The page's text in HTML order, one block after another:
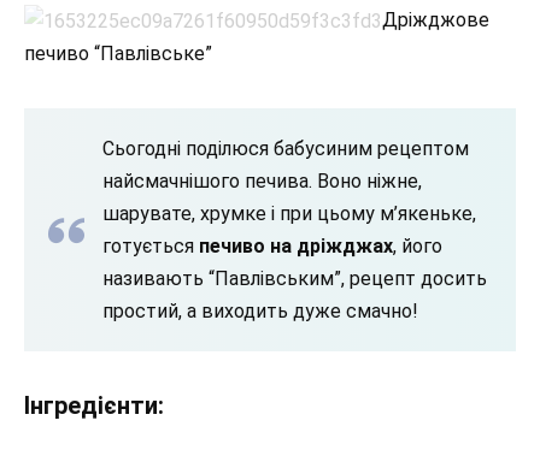
Дріжджове
печиво “Павлівське”
Сьогодні поділюся бабусиним рецептом
найсмачнішого печива. Воно ніжне,
шарувате, хрумке і при цьому м’якеньке,
готується печиво на дріжджах, його
називають “Павлівським”, рецепт досить
простий, а виходить дуже смачно!
Інгредієнти: